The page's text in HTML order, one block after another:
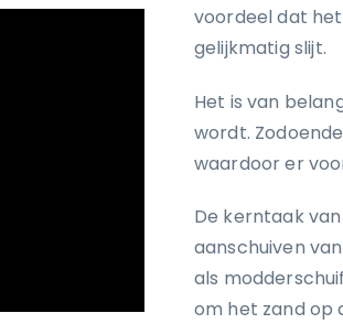
voordeel dat
gelijkmatig slijt.
Het is van
wordt.
waardoor er
De kerntaak
aanschuiven
als
om het zand op